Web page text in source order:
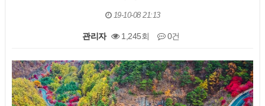
19-10-08 21:13
관리자 1,245회 0건
본문